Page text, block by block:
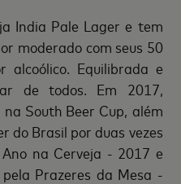
India Pale Lager e tem
moderado com seus 50
Equilibrada e
de todos. Em 2017,
South Beer Cup, além
do Brasil por duas vezes
na Cerveja - 2017 e
Prazeres da Mesa -